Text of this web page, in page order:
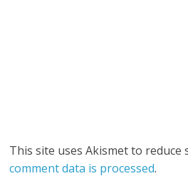
This site uses Akismet to reduce
comment data is processed.